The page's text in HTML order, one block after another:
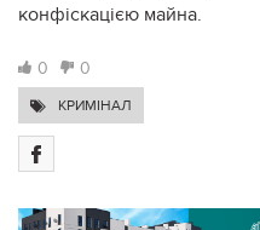
конфіскацією майна.
0 0
КРИМІНАЛ